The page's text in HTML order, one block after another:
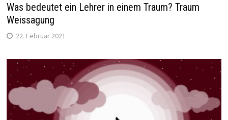
Was bedeutet ein Lehrer in einem Traum? Traum
Weissagung
22. Februar 2021